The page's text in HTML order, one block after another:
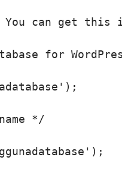
You can get
for
*/